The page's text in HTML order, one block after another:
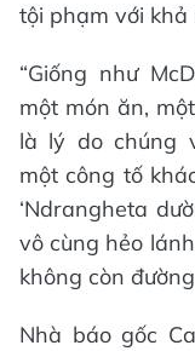
tội phạm với
“Giống như
một món ăn,
là lý do chúng
một công tố
‘Ndrangheta
vô cùng hẻo
không còn
Nhà báo gốc